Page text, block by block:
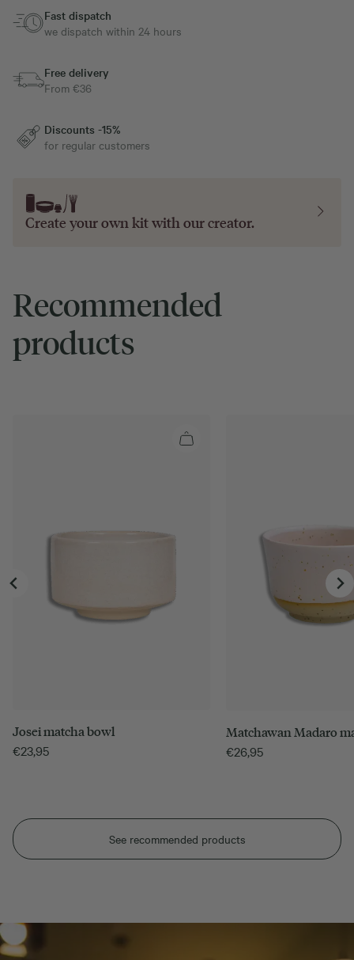
Fast dispatch
we dispatch within 24 hours
Free delivery
From €36
Discounts -15%
for regular customers
Create your own kit with ourcreator.
Recommended
products
See recommended products
Josei matcha bowl
€23,95
Matchawan Madaro
€26,95